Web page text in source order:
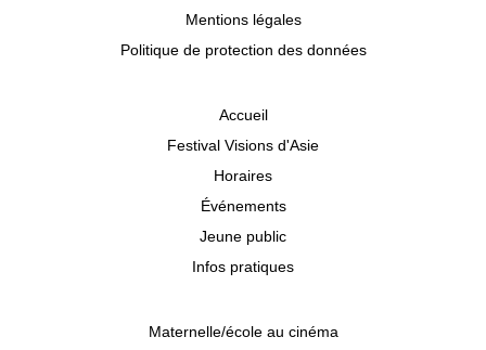
Mentions légales
Politique de protection des données
Accueil
Festival Visions d'Asie
Horaires
Événements
Jeune public
Infos pratiques
Maternelle/école au cinéma